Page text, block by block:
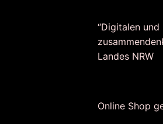
“Digitalen
Landes NRW
Online Shop